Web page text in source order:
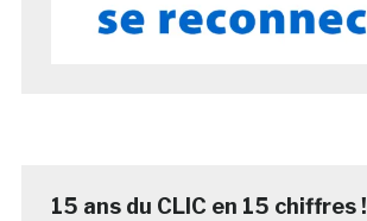
15 ans du CLIC en 15 chiffres !